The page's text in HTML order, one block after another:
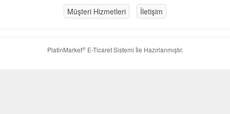
Müşteri Hizmetleri İletişim
PlatinMarket®E-Ticaret Sistemi İle Hazırlanmıştır.